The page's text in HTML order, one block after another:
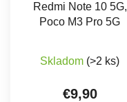
Redmi Note 10 5G,
Poco M3 Pro 5G
Skladom (>2 ks)
€9,90